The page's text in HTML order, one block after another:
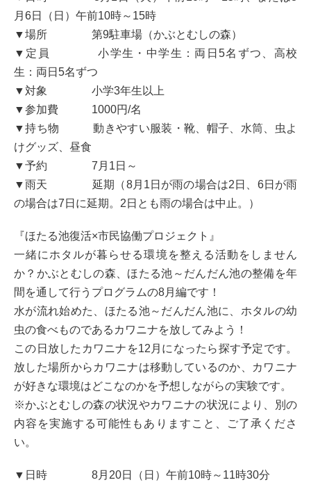
月6日（日）午前10時～15時
▼場所 第9駐車場（かぶとむしの森）
▼定員 小学生・中学生：両日5名ずつ、高校
生：両日5名ずつ
▼対象 小学3年生以上
▼参加費 1000円/名
▼持ち物 動きやすい服装・靴、帽子、水筒、虫よ
けグッズ、昼食
▼予約 7月1日～
▼雨天 延期（8月1日が雨の場合は2日、6日が雨
の場合は7日に延期。2日とも雨の場合は中止。）
『ほたる池復活×市民協働プロジェクト』
一緒にホタルが暮らせる環境を整える活動をしません
か？かぶとむしの森、ほたる池～だんだん池の整備を年
間を通して行うプログラムの8月編です！
水が流れ始めた、ほたる池～だんだん池に、ホタルの幼
虫の食べものであるカワニナを放してみよう！
この日放したカワニナを12月になったら探す予定です。
放した場所からカワニナは移動しているのか、カワニナ
が好きな環境はどこなのかを予想しながらの実験です。
※かぶとむしの森の状況やカワニナの状況により、別の
内容を実施する可能性もありますこと、ご了承くださ
い。
▼日時 8月20日（日）午前10時～11時30分